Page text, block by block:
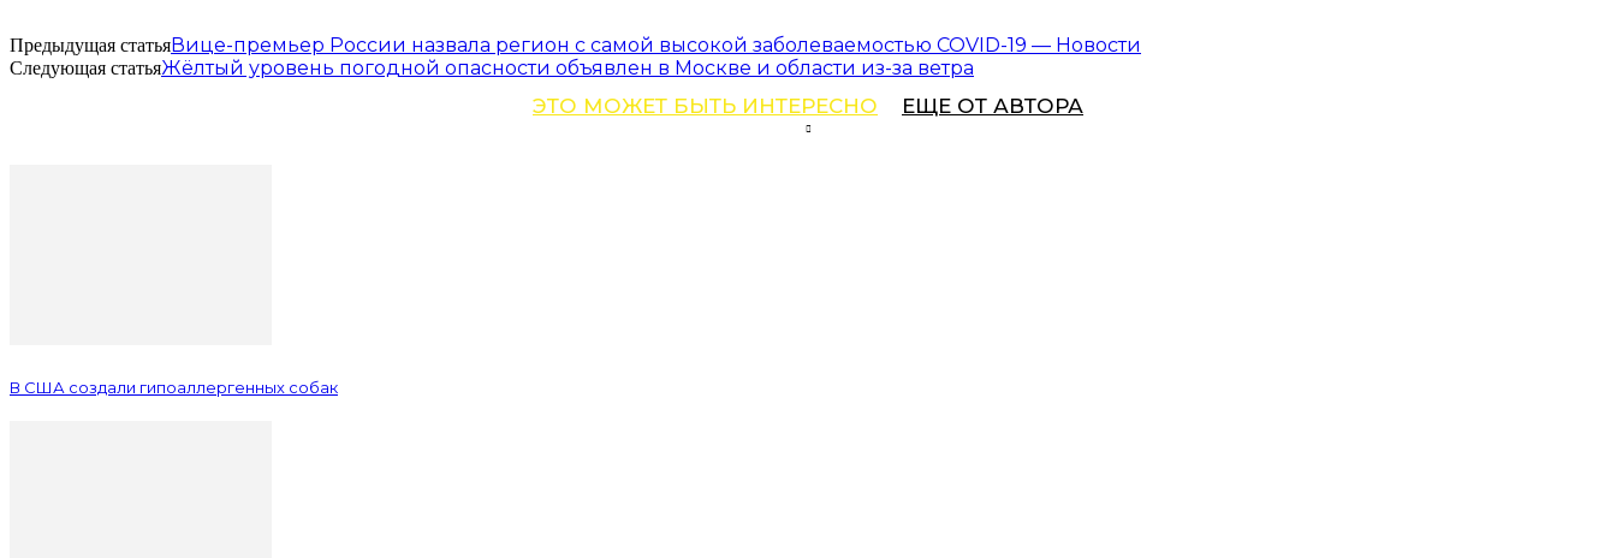
Предыдущая статьяВице-премьер России назвала регион с самой высокой заболеваемостью COVID-19 — Новости
Следующая статьяЖёлтый уровень погодной опасности объявлен в Москве и области из-за ветра
ЭТО МОЖЕТ БЫТЬ ИНТЕРЕСНО ЕЩЕ ОТ АВТОРА
В США создали гипоаллергенных собак